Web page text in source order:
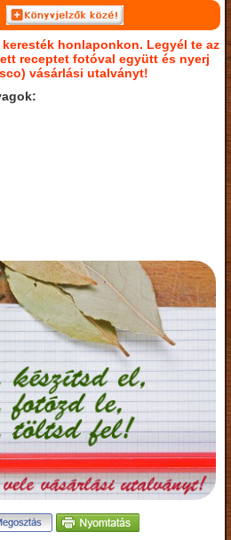
honlaponkon. Legyél te az
receptet fotóval együtt és nyerj
vásárlási utalványt!